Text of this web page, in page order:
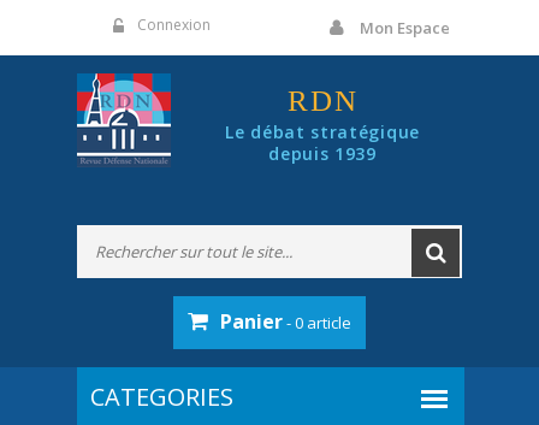
Connexion Mon Espace
RDN
Le débat stratégique
depuis 1939
Panier- 0 article